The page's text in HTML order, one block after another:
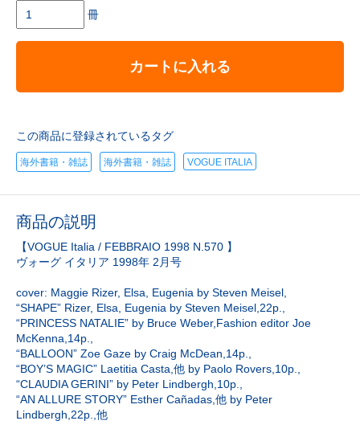
冊
カートに入れる
この商品に登録されているタグ
海外書籍・雑誌 海外書籍・雑誌 VOGUE ITALIA
商品の説明
【VOGUE Italia / FEBBRAIO 1998 N.570 】
ヴォーグ イタリア 1998年 2月号
cover: Maggie Rizer, Elsa, Eugenia by Steven Meisel,
“SHAPE” Rizer, Elsa, Eugenia by Steven Meisel,22p.,
“PRINCESS NATALIE” by Bruce Weber,Fashion editor Joe
McKenna,14p.,
“BALLOON” Zoe Gaze by Craig McDean,14p.,
“BOY’S MAGIC” Laetitia Casta,他 by Paolo Rovers,10p.,
“CLAUDIA GERINI” by Peter Lindbergh,10p.,
“AN ALLURE STORY” Esther Cañadas,他 by Peter
Lindbergh,22p.,他